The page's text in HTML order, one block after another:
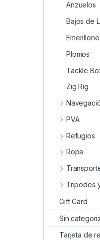
Anzuelos
Bajos de
Plomos
Tackle
Zig Rig
PVA
Refugios
Ropa
Tripodes
Gift Card
Sin
Tarjeta de